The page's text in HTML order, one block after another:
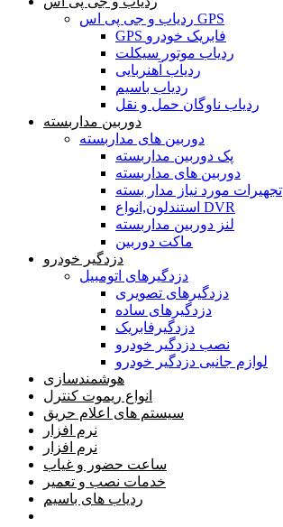
ردیاب و جی پی اس GPS
GPS فابریک خودرو
ردیاب موتور سیکلت
ردیاب آهنربایی
ردیاب باسیم
ردیاب ناوگان حمل و نقل
دوربین مداربسته
دوربین های مداربسته
پک دوربین مداربسته
دوربین های مداربسته
تجهیرات مورد نیاز مدار بسته
استندلون,انواع DVR
لنز دوربین مداربسته
ماکت دوربین
دزدگیر خودرو
دزدگیرهای اتومبیل
دزدگیرهای تصویری
دزدگیرهای ساده
دزدگیرفابریک
نصب دزدگیر خودرو
لوازم جانبی دزدگیر خودرو
هوشمندسازی
انواع ریموت کنترل
سیستم های اعلام حریق
نرم افزار
نرم افزار
ساعت حضور و غیاب
خدمات نصب و تعمیر
ردیاب های باسیم